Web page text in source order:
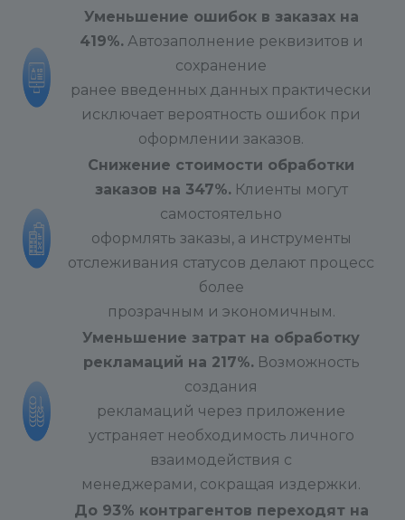
Уменьшение ошибок в заказах на
419%.Автозаполнение реквизитов и
сохранение
ранее введенных данных практически
исключает вероятность ошибок при
оформлении заказов.
Снижение стоимости обработки
заказов на 347%.Клиенты могут
самостоятельно
оформлять заказы, а инструменты
отслеживания статусов делают процесс
более
прозрачным и экономичным.
Уменьшение затрат на обработку
рекламаций на 217%.Возможность
создания
рекламаций через приложение
устраняет необходимость личного
взаимодействия с
менеджерами, сокращая издержки.
До 93% контрагентов переходят на